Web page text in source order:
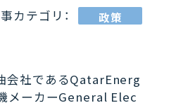
カテゴリ： 政策
会社であるQatarEnerg
メーカーGeneral Elec